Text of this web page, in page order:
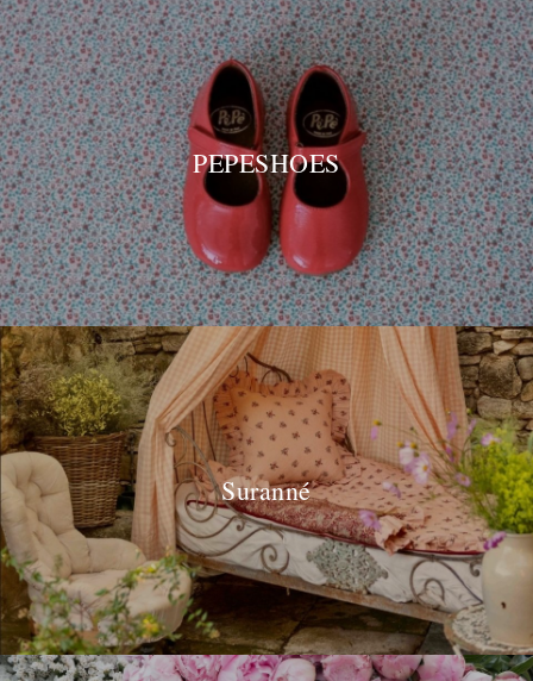
PEPESHOES
Suranné